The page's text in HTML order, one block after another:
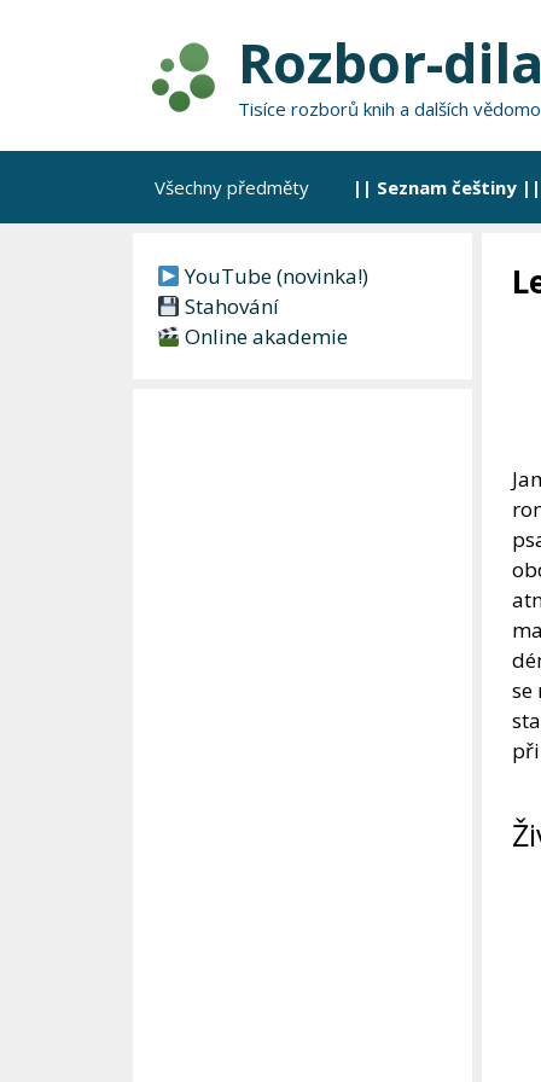
Rozbor-
Tisíce rozborů knih a dalších
Všechny předměty || Seznam češtiny ||
se
YouTube (novinka!)
Stahování
Online akademie